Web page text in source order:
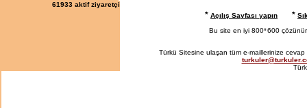
61933 aktif ziyaretçi
* Açılış Sayfası yapın *
Bu site en iyi 800*600
Türkü Sitesine ulaşan tüm e-maillerinize cevap